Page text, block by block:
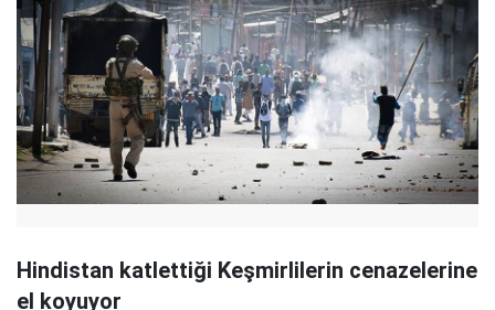
Hindistan katlettiği Keşmirlilerin cenazelerine
el koyuyor